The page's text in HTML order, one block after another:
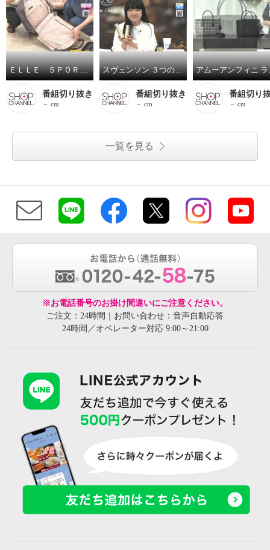
ＥＬＬＥ ＳＰＯＲＴ はっ水 取り外してリュックになる キューブ柄 キャリーカート
番組切り抜き
－ cm
スヴェンソン ３つの有効成分配合 育毛、薄毛、脱毛の予防！ ザ・チャーガ薬用育毛剤 ２本スペシャルセット
番組切り抜き
－ cm
アムーア
番組切り
－ cm
一覧を見る
※お電話番号のお掛け間違いにご注意ください。
ご注文：24時間｜お問い合わせ：音声自動応答
24時間／オペレーター対応 9:00～21:00